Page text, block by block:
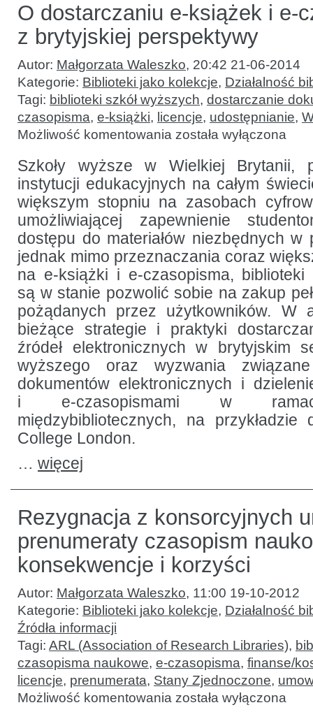
O dostarczaniu e-książek i e-
z brytyjskiej perspektywy
Autor: Małgorzata Waleszko, 20:42 21-06-2014
Kategorie: Biblioteki jako kolekcje, Działalność
Tagi: biblioteki szkół wyższych, dostarczanie
czasopisma, e-książki, licencje, udostępnianie,
Możliwość komentowania O
dostarczaniu
książek
i e-
czasopism
perspektywy
została wyłączona
Szkoły wyższe w Wielkiej Brytanii,
instytucji edukacyjnych na całym
większym stopniu na zasobach
umożliwiającej zapewnienie
dostępu do materiałów niezbędnych w
jednak mimo przeznaczania coraz
na e-książki i e-czasopisma,
są w stanie pozwolić sobie na zakup
pożądanych przez użytkowników. W
bieżące strategie i praktyki
źródeł elektronicznych w brytyjskim
wyższego oraz wyzwania
dokumentów elektronicznych i
i e-czasopismami w
międzybibliotecznych, na przykładzie
College London.
… więcej
Rezygnacja z konsorcyjnych
prenumeraty czasopism
konsekwencje i korzyści
Autor: Małgorzata Waleszko, 11:00 19-10-2012
Kategorie: Biblioteki jako kolekcje, Działalność
Źródła informacji
Tagi: ARL (Association of Research Libraries),
czasopisma naukowe, e-czasopisma, finanse/
licencje, prenumerata, Stany Zjednoczone,
Możliwość komentowania Rezygnacja
z konsorcyjnych
została wyłączona